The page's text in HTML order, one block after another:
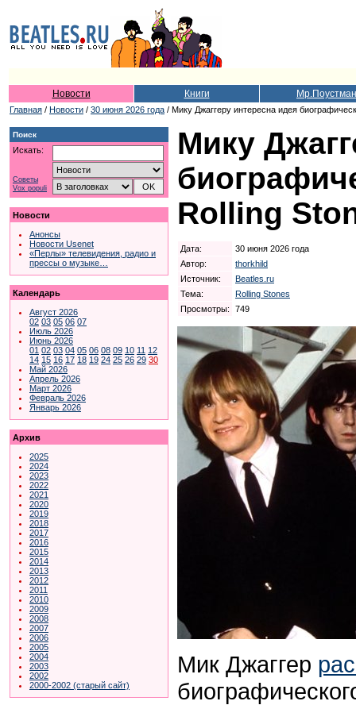
Новости Книги Мр.Поустман
Главная / Новости / 30 июня 2026 года / Мику Джаггеру интересна идея
Поиск
Искать:
Советы
Vox populi
Новости
Анонсы
Новости Usenet
«Перлы» телевидения, радио и
прессы о музыке…
Календарь
Август 2026
02 03 05 06 07
Июль 2026
Июнь 2026
01 02 03 04 05 06 08 09 10 11 12
14 15 16 17 18 19 24 25 26 29 30
Май 2026
Апрель 2026
Март 2026
Февраль 2026
Январь 2026
Архив
2025
2024
2023
2022
2021
2020
2019
2018
2017
2016
2015
2014
2013
2012
2011
2010
2009
2008
2007
2006
2005
2004
2003
2002
2000-2002 (старый сайт)
Мику
Rolling
Дата:
30 июня 2026 года
Автор:
thorkhild
Источник:
Beatles.ru
Тема:
Rolling Stones
Просмотры:
749
Мик Джаггер